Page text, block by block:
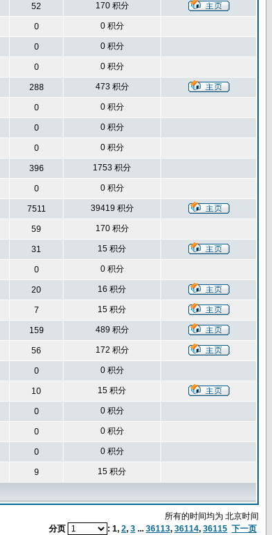
52 170 积分
0 0 积分
0 0 积分
0 0 积分
288 473 积分
0 0 积分
0 0 积分
0 0 积分
396 1753 积分
0 0 积分
7511 39419 积分
59 170 积分
31 15 积分
0 0 积分
20 16 积分
7 15 积分
159 489 积分
56 172 积分
0 0 积分
10 15 积分
0 0 积分
0 0 积分
0 0 积分
9 15 积分
所有的时间均为 北京时间
分页
: 1, 2, 3 ... 36113, 36114, 36115 下一页